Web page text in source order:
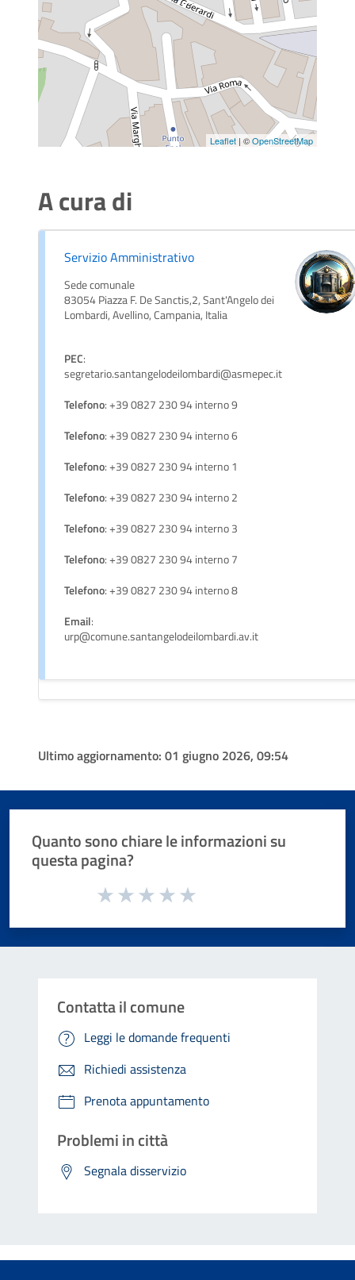
Leaflet | ©OpenStreetMap
A cura di
Servizio Amministrativo
Sede comunale
83054 Piazza F. De Sanctis,2, Sant'Angelo dei
Lombardi, Avellino, Campania, Italia
PEC:
segretario.santangelodeilombardi@asmepec.it
Telefono: +39 0827 230 94 interno 9
Telefono: +39 0827 230 94 interno 6
Telefono: +39 0827 230 94 interno 1
Telefono: +39 0827 230 94 interno 2
Telefono: +39 0827 230 94 interno 3
Telefono: +39 0827 230 94 interno 7
Telefono: +39 0827 230 94 interno 8
Email:
urp@comune.santangelodeilombardi.av.it
Ultimo aggiornamento: 01 giugno 2026, 09:54
Quanto sono chiare le informazioni su
questa pagina?
Valuta da 1 a 5 stelle la pagina
Contatta il comune
Leggi le domande frequenti
Richiedi assistenza
Prenota appuntamento
Problemi in città
Segnala disservizio